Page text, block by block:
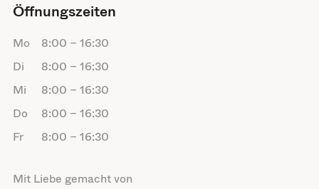
Öffnungszeiten
Mo 8:00 – 16:30
Di
8:00 – 16:30
Mi
8:00 – 16:30
Do
8:00 – 16:30
Fr
8:00 – 16:30
Mit Liebe gemacht von